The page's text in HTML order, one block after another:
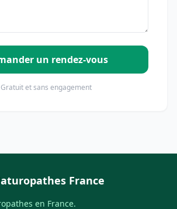
un rendez-vous
Gratuit et sans engagement
France
en France.